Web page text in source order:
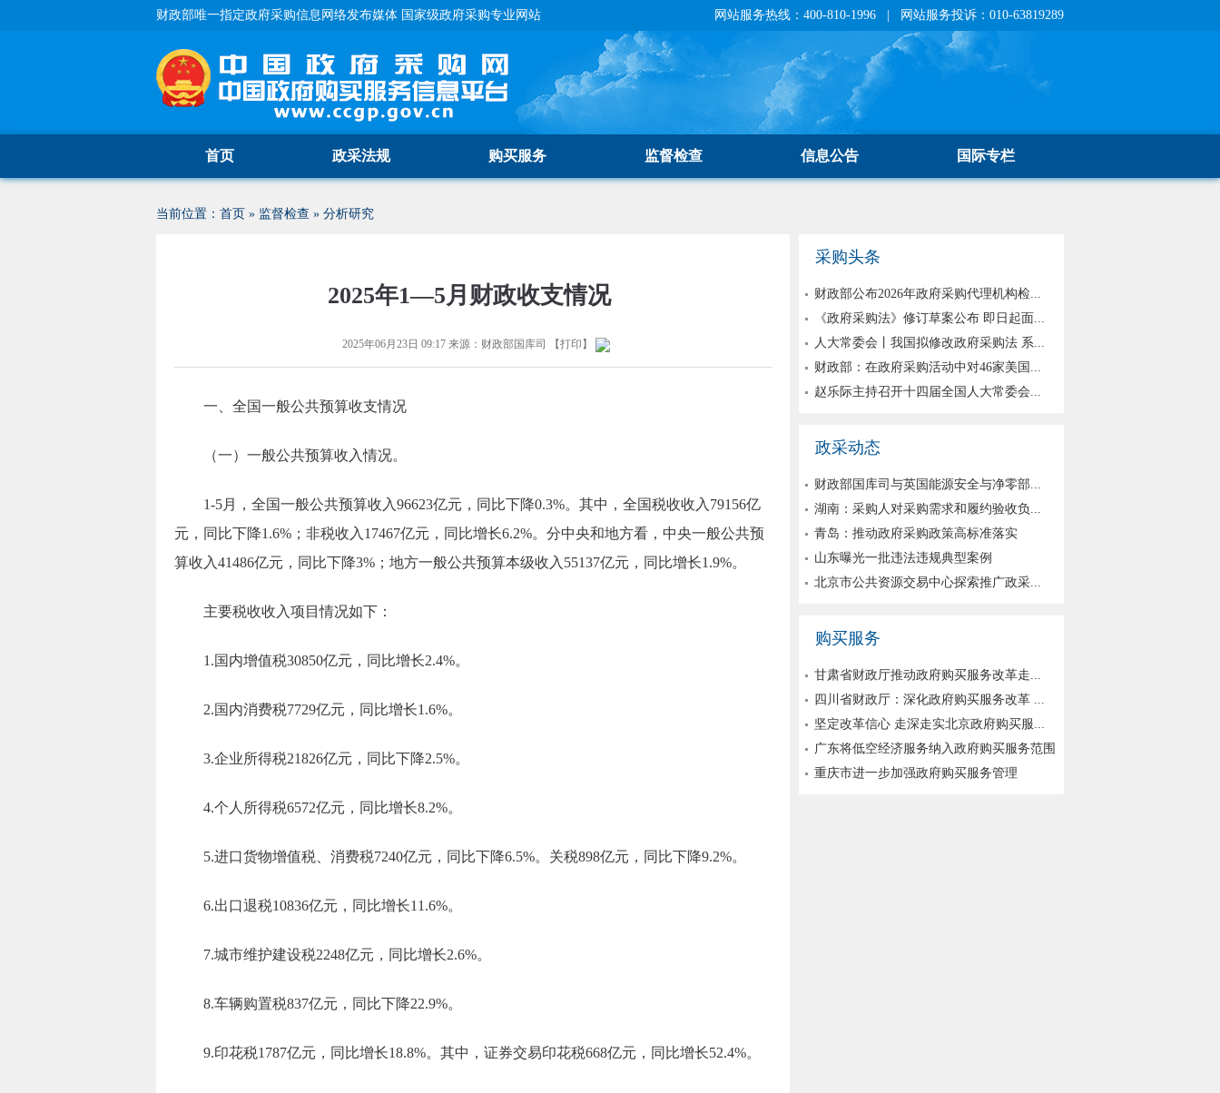
财政部唯一指定政府采购信息网络发布媒体 国家级政府采购专业网站 网站服务热线：400-810-1996 | 网站服务投诉：010-63819289
首页 政采法规 购买服务 监督检查 信息公告 国际专栏
当前位置： 首页 » 监督检查 » 分析研究
2025年1—5月财政收支情况
2025年06月23日 09:17来源： 财政部国库司 【打印 】
一、全国一般公共预算收支情况
（一）一般公共预算收入情况。
1-5月 ，全国一般公共预算收入96623亿元 ，同比下降0.3%。其中， 全国税收收入 79156亿
元， 同比下降1.6% ；非税收入 17467亿元， 同比增长6.2%。 分中央和地方看， 中央一般公共预
算收入41486亿元， 同比下降3%；地方一般公共预算本级收入 55137亿元， 同比增长1.9%。
主要税收收入项目情况如下：
1.国内增值税30850亿元， 同比增长2.4%。
2.国内消费税7729亿元， 同比增长1.6%。
3.企业所得税21826亿元， 同比下降2.5%。
4.个人所得税6572亿元， 同比增长8.2%。
5.进口货物增值税、消费税7240亿元， 同比下降6.5%。关税898亿元， 同比下降9.2%。
6.出口退税10836亿元， 同比增长11.6%。
7.城市维护建设税2248亿元， 同比增长2.6%。
8.车辆购置税837亿元， 同比下降22.9%。
9.印花税1787亿元， 同比增长18.8%。其中，证券交易印花税668亿元， 同比增长52.4%。
采购头条
财政部公布2026年政府采购代理机构检...
《政府采购法》修订草案公布 即日起面...
人大常委会丨我国拟修改政府采购法 系...
财政部：在政府采购活动中对46家美国...
赵乐际主持召开十四届全国人大常委会...
政采动态
财政部国库司与英国能源安全与净零部...
湖南：采购人对采购需求和履约验收负...
青岛：推动政府采购政策高标准落实
山东曝光一批违法违规典型案例
北京市公共资源交易中心探索推广政采...
购买服务
甘肃省财政厅推动政府购买服务改革走...
四川省财政厅：深化政府购买服务改革 ...
坚定改革信心 走深走实北京政府购买服...
广东将低空经济服务纳入政府购买服务范围
重庆市进一步加强政府购买服务管理